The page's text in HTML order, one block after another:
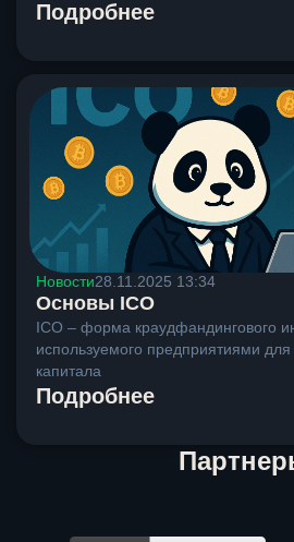
Подробнее
Новости28.11.2025 13:34
Основы ICO
ICO – форма краудфандингового
используемого предприятиями
капитала
Подробнее